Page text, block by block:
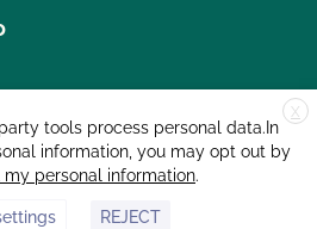
X
tools process personal data.In
information, you may opt out by
my personal information.
REJECT